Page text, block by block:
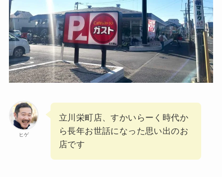
ヒゲ
立川栄町店、すかいらーく時代か
ら長年お世話になった思い出のお
店です